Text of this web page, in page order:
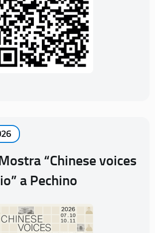
“Chinese voices
a Pechino